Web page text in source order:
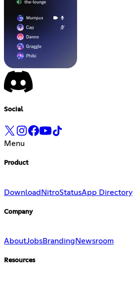
Social
Menu
Product
DownloadNitroStatusApp Directory
Company
AboutJobsBranding Newsroom
Resources